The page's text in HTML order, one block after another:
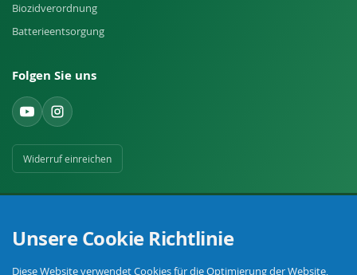
Biozidverordnung
Batterieentsorgung
Folgen Sie uns
Widerruf einreichen
Unsere Cookie Richtlinie
Diese Website verwendet Cookies für die Optimierung der Website,